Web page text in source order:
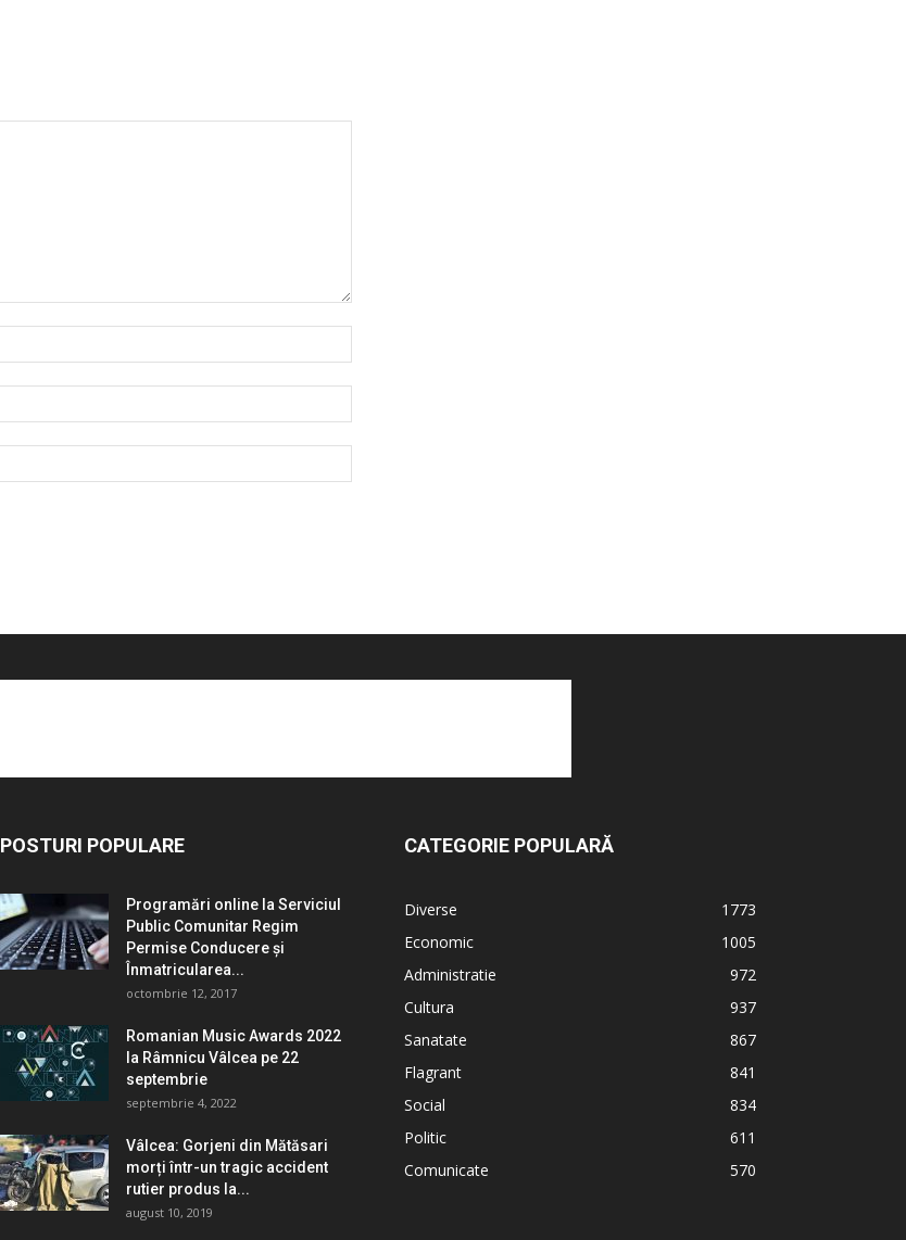
POSTURI POPULARE
Programări online la Serviciul
Public Comunitar Regim
Permise Conducere şi
Înmatricularea...
octombrie 12, 2017
Romanian Music Awards 2022
la Râmnicu Vâlcea pe 22
septembrie
septembrie 4, 2022
Vâlcea: Gorjeni din Mătăsari
morți într-un tragic accident
rutier produs la...
august 10, 2019
CATEGORIE POPULARĂ
Diverse
1773
Economic
1005
Administratie
972
Cultura
937
Sanatate
867
Flagrant
841
Social
834
Politic
611
Comunicate
570